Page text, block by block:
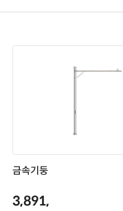
금속기둥
3,891,000